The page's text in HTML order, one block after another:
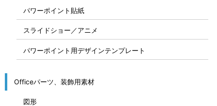
パワーポイント貼紙
スライドショー／アニメ
パワーポイント用デザインテンプレート
Officeパーツ、装飾用素材
図形